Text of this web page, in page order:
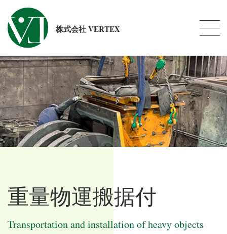
株式会社 VERTEX
重量物運搬据付
Transportation and installation of heavy objects